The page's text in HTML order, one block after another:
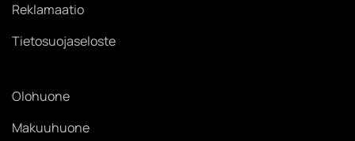
Reklamaatio
Tietosuojaseloste
Olohuone
Makuuhuone